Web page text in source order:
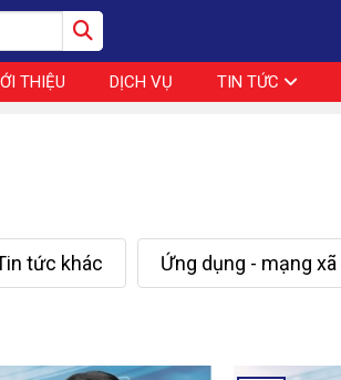
THIỆU DỊCH VỤ TIN TỨC
tức khác Ứng dụng - mạng xã